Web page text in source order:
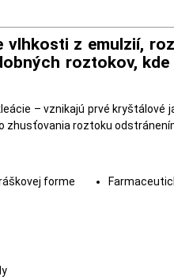
z emulzií,
roztokov,
– vznikajú prvé kryštálové
zhusťovania roztoku
forme